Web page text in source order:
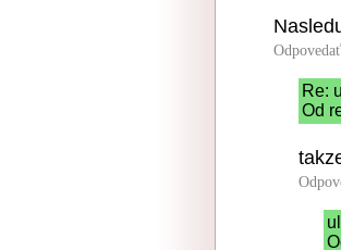
Odpovedať
Re:
Od